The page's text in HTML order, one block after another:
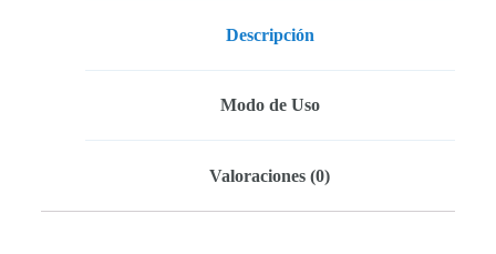
Descripción
Modo de Uso
Valoraciones (0)